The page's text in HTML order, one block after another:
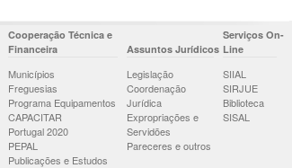
Cooperação Técnica e
Financeira
Municípios
Freguesias
Programa Equipamentos
CAPACITAR
Portugal 2020
PEPAL
Publicações e Estudos
Assuntos Jurídicos
Legislação
Coordenação
Jurídica
Expropriações e
Servidões
Pareceres e outros
Serviços On-
Line
SIIAL
SIRJUE
Biblioteca
SISAL